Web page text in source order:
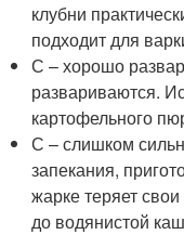
клубни
подходит для
С – хорошо
развариваются.
картофельного
С – слишком
запекания,
жарке теряет
до водянистой